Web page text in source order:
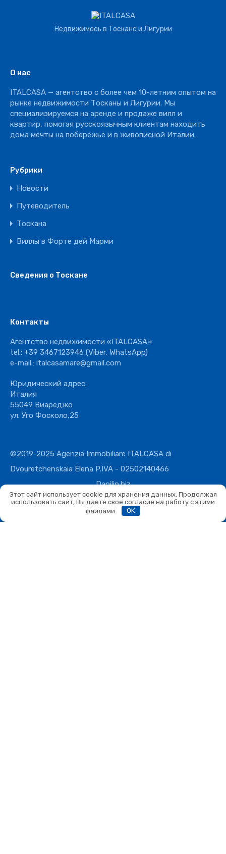
Ресторан
Недвижимось в Тоскане и Лигурии
О нас
ITALCASA — агентство с более чем 10-летним опытом на
рынке недвижимости Тосканы и Лигурии. Мы
специализируемся на аренде и продаже вилл и
квартир, помогая русскоязычным клиентам находить
дома мечты на побережье и в живописной Италии.
Рубрики
Новости
Путеводитель
Тоскана
Виллы в Форте дей Марми
Сведения о Тоскане
Контакты
Агентство недвижимости «ITALCASA»
tel.: +39 3467123946 (Viber, WhatsApp)
e-mail.: italcasamare@gmail.com
Юридический адрес:
Италия
55049 Виареджо
ул. Уго Фосколо,25
©2019-2025 Agenzia Immobiliare ITALCASA di
Dvouretchenskaia Elena P.IVA - 02502140466
Danilin.biz
Этот сайт использует cookie для хранения данных. Продолжая
использовать сайт, Вы даете свое согласие на работу с этими
файлами.
OK